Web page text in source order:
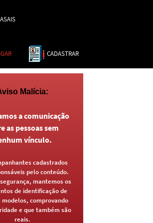
CADASTRAR
Malícia:
a comunicação
as pessoas sem
vínculo.
cadastrados
pelo conteúdo.
mantemos os
de identificação de
modelos, comprovando
e que também são
reais.